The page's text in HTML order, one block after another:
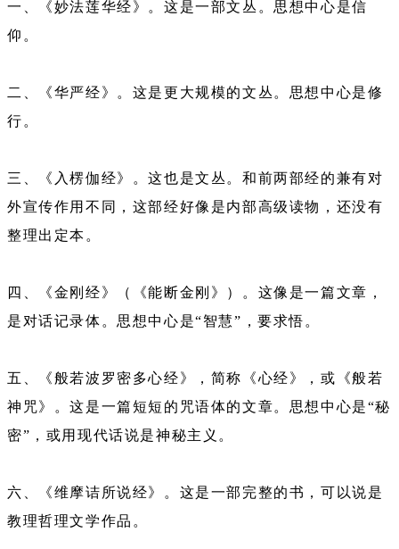
一、《妙法莲华经》。这是一部文丛。思想中心是信
仰。
二、《华严经》。这是更大规模的文丛。思想中心是修
行。
三、《入楞伽经》。这也是文丛。和前两部经的兼有对
外宣传作用不同，这部经好像是内部高级读物，还没有
整理出定本。
四、《金刚经》（《能断金刚》）。这像是一篇文章，
是对话记录体。思想中心是“智慧”，要求悟。
五、《般若波罗密多心经》，简称《心经》，或《般若
神咒》。这是一篇短短的咒语体的文章。思想中心是“秘
密”，或用现代话说是神秘主义。
六、《维摩诘所说经》。这是一部完整的书，可以说是
教理哲理文学作品。